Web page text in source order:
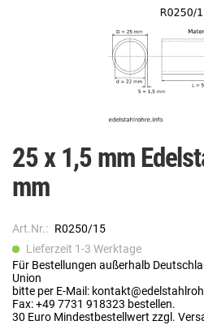
25 x 1,5 mm
mm
Art.Nr.: R0250/15
Lieferzeit 1-3 Werktage
Für Bestellungen außerhalb
Union
bitte per E-Mail:
Fax: +49 7731 918323 bestellen.
30 Euro Mindestbestellwert zzgl.